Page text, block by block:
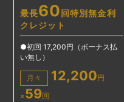
最長60回特別無金利
クレジット
●初回 17,200円（ボーナス払
い無し）
月々 12,200円
×59回